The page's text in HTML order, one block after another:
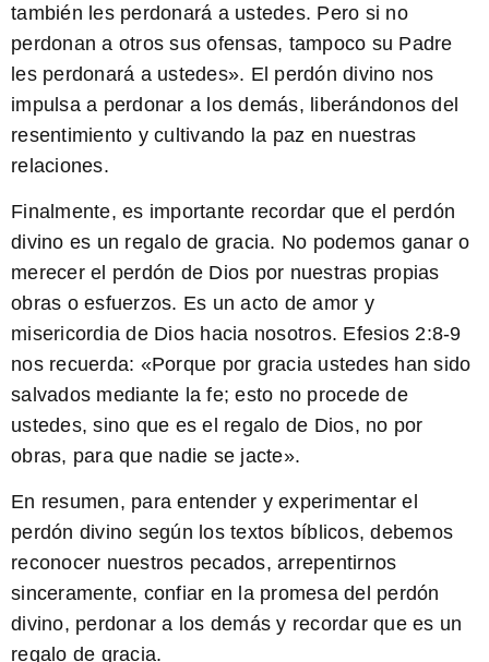
también les perdonará a ustedes. Pero si no
perdonan a otros sus ofensas, tampoco su Padre
les perdonará a ustedes». El perdón divino nos
impulsa a perdonar a los demás, liberándonos del
resentimiento y cultivando la paz en nuestras
relaciones.
Finalmente, es importante recordar que el perdón
divino es un regalo de gracia. No podemos ganar o
merecer el perdón de Dios por nuestras propias
obras o esfuerzos. Es un acto de amor y
misericordia de Dios hacia nosotros. Efesios 2:8-9
nos recuerda: «Porque por gracia ustedes han sido
salvados mediante la fe; esto no procede de
ustedes, sino que es el regalo de Dios, no por
obras, para que nadie se jacte».
En resumen, para entender y experimentar el
perdón divino según los textos bíblicos, debemos
reconocer nuestros pecados, arrepentirnos
sinceramente, confiar en la promesa del perdón
divino, perdonar a los demás y recordar que es un
regalo de gracia.